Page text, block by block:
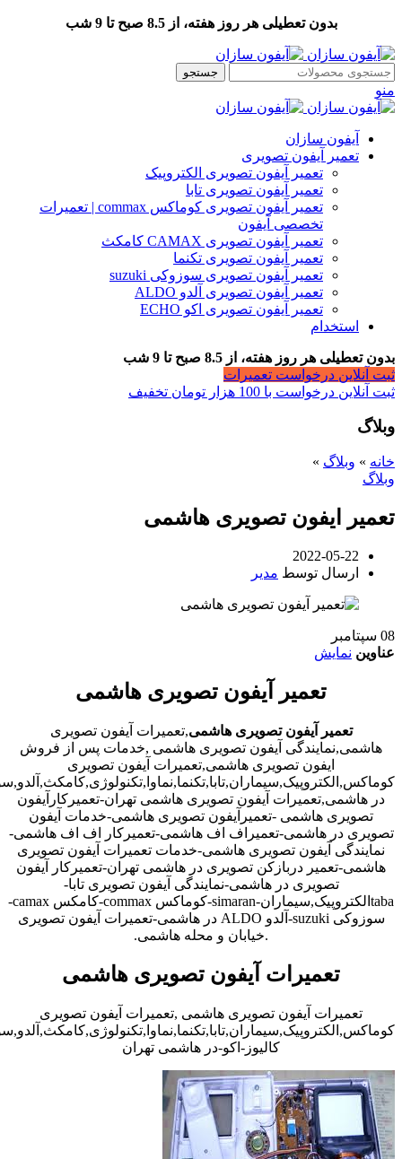
بدون تعطیلی هر روز هفته، از 8.5 صبح تا 9 شب
جستجو
منو
آیفون سازان
تعمیر آیفون تصویری
تعمیر آیفون تصویری الکتروپیک
تعمیر آیفون تصویری تابا
تعمیر آیفون تصویری کوماکس commax | تعمیرات
تخصصی آیفون
تعمیر آیفون تصویری CAMAX کامکث
تعمیر آیفون تصویری تکنما
تعمیر آیفون تصویری سوزوکی suzuki
تعمیر آیفون تصویری آلدو ALDO
تعمیر آیفون تصویری اکو ECHO
استخدام
بدون تعطیلی هر روز هفته، از 8.5 صبح تا 9 شب
ثبت آنلاین درخواست تعمیرات
ثبت آنلاین درخواست با 100 هزار تومان تخفیف
وبلاگ
خانه » وبلاگ »
وبلاگ
تعمیر ایفون تصویری هاشمی
2022-05-22
ارسال توسط مدیر
08 سپتامبر
عناوین نمایش
تعمیر آیفون تصویری هاشمی
تعمیر آیفون تصویری هاشمی,تعمیرات آیفون تصویری
هاشمی,نمایندگی آیفون تصویری هاشمی ,خدمات پس از فروش
ایفون تصویری هاشمی,تعمیرات آیفون تصویری
در هاشمی,تعمیرات آیفون تصویری هاشمی تهران-تعمیرکارآیفون
تصویری هاشمی -تعمیرآیفون تصویری هاشمی-خدمات آیفون
تصویری در هاشمی-تعمیراف اف هاشمی-تعمیرکار اف اف هاشمی-
نمایندگی آیفون تصویری هاشمی-خدمات تعمیرات آیفون تصویری
هاشمی-تعمیر دربازکن تصویری در هاشمی تهران-تعمیرکار آیفون
تصویری در هاشمی-نمایندگی آیفون تصویری تابا-
tabaالکتروپیک,سیماران-simaran-کوماکس commax-کامکس camax-
سوزوکی suzuki-آلدو ALDO در هاشمی-تعمیرات آیفون تصویری
.خیابان و محله هاشمی.
تعمیرات آیفون تصویری هاشمی
تعمیرات آیفون تصویری هاشمی ,تعمیرات آیفون تصویری
کالیوز-اکو-در هاشمی تهران